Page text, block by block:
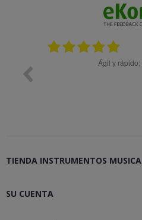
Ágil y rápido;
TIENDA INSTRUMENTOS
SU CUENTA